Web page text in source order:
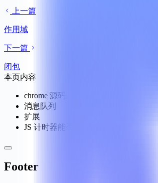
上一篇
作用域
下一篇
闭包
本页内容
chrome 源码
消息队列
扩展
JS 计时器能否做到精确计时
Footer